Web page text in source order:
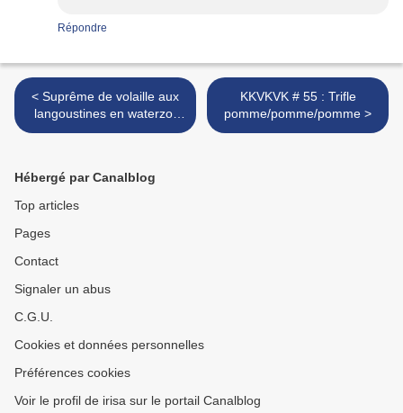
Répondre
< Suprême de volaille aux
langoustines en waterzoï
revisité
KKVKVK # 55 : Trifle
pomme/pomme/pomme >
Hébergé par Canalblog
Top articles
Pages
Contact
Signaler un abus
C.G.U.
Cookies et données personnelles
Préférences cookies
Voir le profil de irisa sur le portail Canalblog